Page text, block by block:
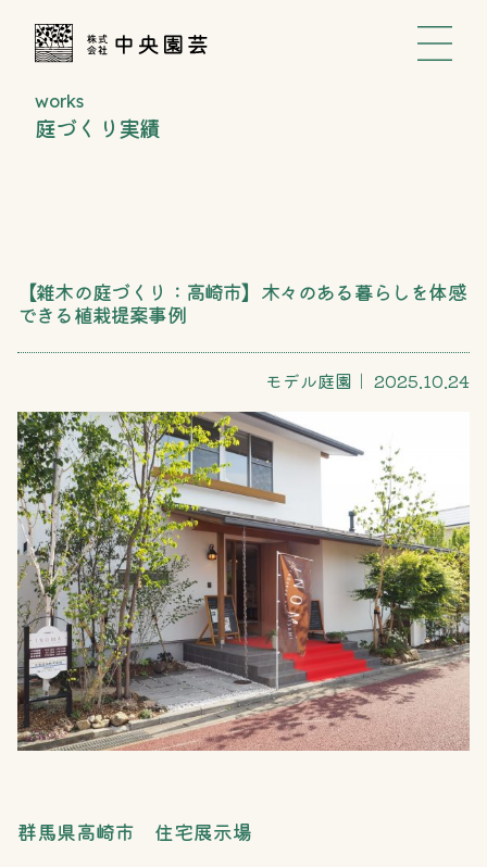
works
庭づくり実績
【雑木の庭づくり：高崎市】木々のある暮らしを体感
できる植栽提案事例
モデル庭園 ｜ 2025.10.24
群馬県高崎市 住宅展示場